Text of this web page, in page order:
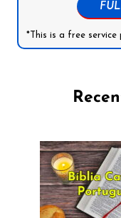
*This is a free